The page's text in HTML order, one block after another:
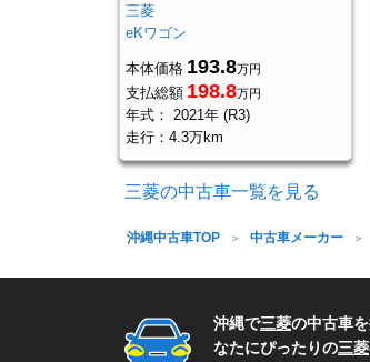
三菱
eKワゴン
本体価格 193.8万円
支払総額 198.8万円
年式：
2021年 (R3)
走行： 4.3万km
三菱の中古車一覧を見る
沖縄中古車TOP 中古車メーカー
沖縄で三菱の中古車
なたにぴったりの三菱